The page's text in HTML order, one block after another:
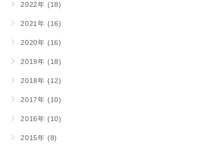
2022年 (18)
2021年 (16)
2020年 (16)
2019年 (18)
2018年 (12)
2017年 (10)
2016年 (10)
2015年 (8)